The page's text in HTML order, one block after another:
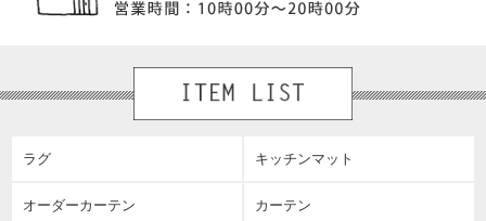
ラグ キッチンマット
オーダーカーテン カーテン